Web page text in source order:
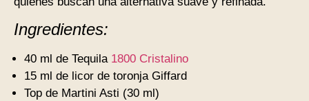
Ingredientes:
40 ml de Tequila 1800 Cristalino
15 ml de licor de toronja Giffard
Top de Martini Asti (30 ml)